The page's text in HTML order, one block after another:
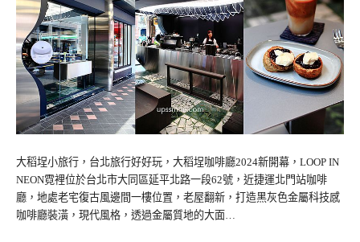
大稻埕小旅行，台北旅行好好玩，大稻埕咖啡廳2024新開幕，LOOP IN
NEON霓裡位於台北市大同區延平北路一段62號，近捷運北門站咖啡
廳，地處老宅復古風邊間一樓位置，老屋翻新，打造黑灰色金屬科技感
咖啡廳裝潢，現代風格，透過金屬質地的大面…